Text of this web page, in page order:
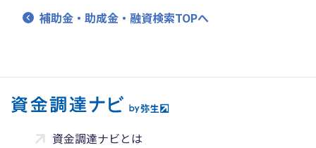
補助金・助成金・融資検索TOPへ
資金調達ナビとは